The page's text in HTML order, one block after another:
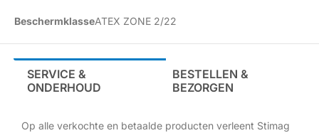
BeschermklasseATEX ZONE 2/22
SERVICE &
ONDERHOUD
BESTELLEN &
BEZORGEN
Op alle verkochte en betaalde producten verleent Stimag